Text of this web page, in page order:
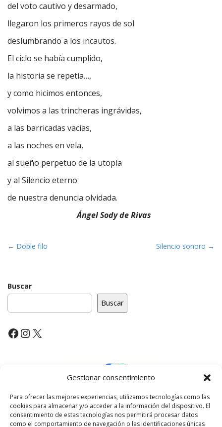
Gestionar consentimiento
Para ofrecer las mejores experiencias, utilizamos tecnologías como las
cookies para almacenar y/o acceder a la información del dispositivo. El
consentimiento de estas tecnologías nos permitirá procesar datos
como el comportamiento de navegación o las identificaciones únicas
del voto cautivo y desarmado,
llegaron los primeros rayos de sol
deslumbrando a los incautos.
El ciclo se había cumplido,
la historia se repetía…,
y como hicimos entonces,
volvimos a las trincheras ingrávidas,
a las barricadas vacías,
a las noches en vela,
al sueño perpetuo de la utopía
y al Silencio eterno
de nuestra denuncia olvidada.
Ángel Sody de Rivas
P
t
n
a
v
i
o
n
← Doble filo Silencio sonoro →
Buscar
Buscar
Facebook
Instagram
X